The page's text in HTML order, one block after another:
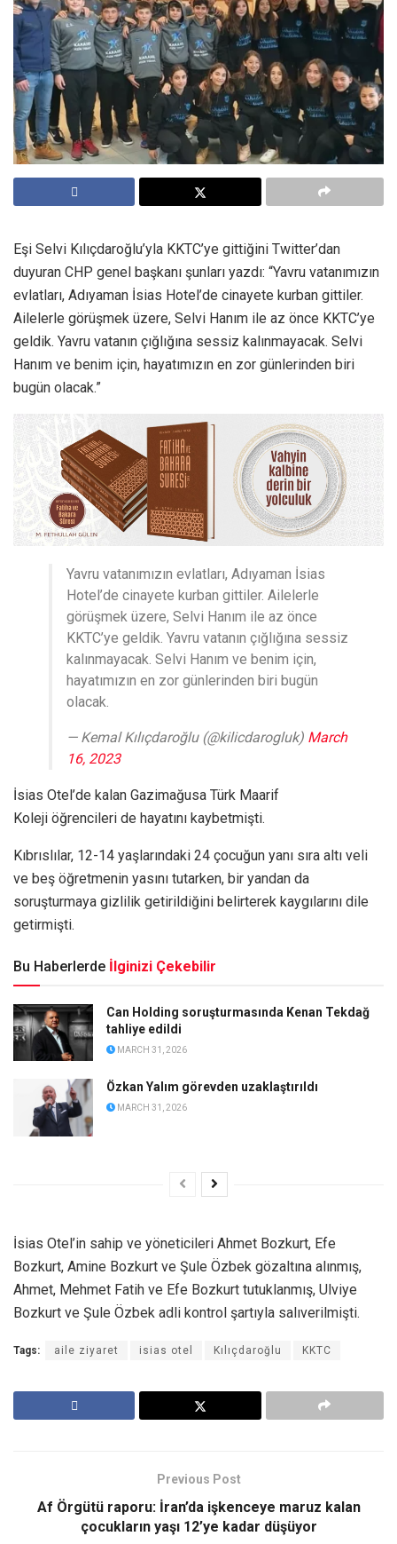
Eşi Selvi Kılıçdaroğlu’yla KKTC’ye gittiğini Twitter’dan
duyuran CHP genel başkanı şunları yazdı: “Yavru vatanımızın
evlatları, Adıyaman İsias Hotel’de cinayete kurban gittiler.
Ailelerle görüşmek üzere, Selvi Hanım ile az önce KKTC’ye
geldik. Yavru vatanın çığlığına sessiz kalınmayacak. Selvi
Hanım ve benim için, hayatımızın en zor günlerinden biri
bugün olacak.”
Yavru vatanımızın evlatları, Adıyaman İsias
Hotel’de cinayete kurban gittiler. Ailelerle
görüşmek üzere, Selvi Hanım ile az önce
KKTC’ye geldik. Yavru vatanın çığlığına sessiz
kalınmayacak. Selvi Hanım ve benim için,
hayatımızın en zor günlerinden biri bugün
olacak.
— Kemal Kılıçdaroğlu (@kilicdarogluk) March
16, 2023
İsias Otel’de kalan Gazimağusa Türk Maarif
Koleji öğrencileri de hayatını kaybetmişti.
Kıbrıslılar, 12-14 yaşlarındaki 24 çocuğun yanı sıra altı veli
ve beş öğretmenin yasını tutarken, bir yandan da
soruşturmaya gizlilik getirildiğini belirterek kaygılarını dile
getirmişti.
Bu Haberlerde İlginizi Çekebilir
Can Holding soruşturmasında Kenan Tekdağ
tahliye edildi
MARCH 31, 2026
Özkan Yalım görevden uzaklaştırıldı
MARCH 31, 2026
İsias Otel’in sahip ve yöneticileri Ahmet Bozkurt, Efe
Bozkurt, Amine Bozkurt ve Şule Özbek gözaltına alınmış,
Ahmet, Mehmet Fatih ve Efe Bozkurt tutuklanmış, Ulviye
Bozkurt ve Şule Özbek adli kontrol şartıyla salıverilmişti.
Tags: aile ziyaret isias otel Kılıçdaroğlu KKTC
Previous Post
Af Örgütü raporu: İran’da işkenceye maruz kalan
çocukların yaşı 12’ye kadar düşüyor